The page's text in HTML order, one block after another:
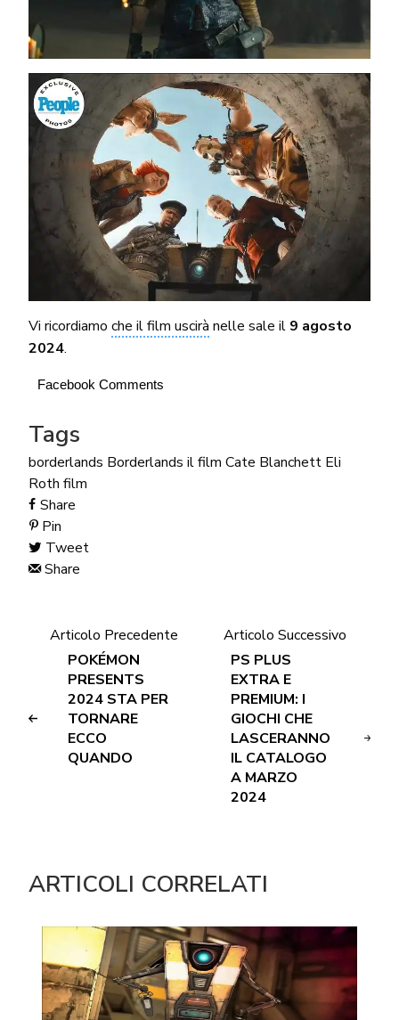
Vi ricordiamo che il film uscirà nelle sale il 9 agosto
2024.
Facebook Comments
Tags
borderlands Borderlands il film Cate Blanchett Eli
Roth film
Share
Pin
Tweet
Share
Articolo Precedente
POKÉMON
PRESENTS
2024 STA PER
TORNARE
ECCO
QUANDO
Articolo Successivo
PS PLUS
EXTRA E
PREMIUM: I
GIOCHI CHE
LASCERANNO
IL CATALOGO
A MARZO
2024
ARTICOLI CORRELATI